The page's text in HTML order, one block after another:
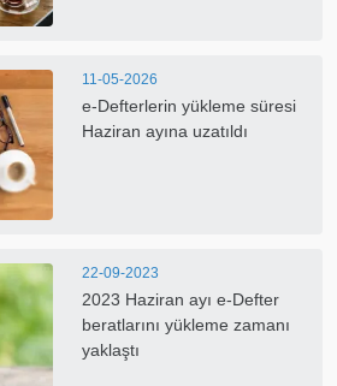
11-05-2026
e-Defterlerin yükleme süresi
Haziran ayına uzatıldı
22-09-2023
2023 Haziran ayı e-Defter
beratlarını yükleme zamanı
yaklaştı